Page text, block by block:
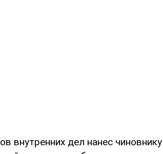
внутренних дел нанес